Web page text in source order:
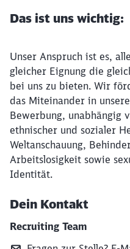
Das ist uns wichtig:
Unser Anspruch ist es,
gleicher Eignung die
bei uns zu bieten. Wir
das Miteinander in
Bewerbung, unabhängig
ethnischer und sozialer
Weltanschauung,
Arbeitslosigkeit sowie
Identität.
Dein Kontakt
Recruiting Team